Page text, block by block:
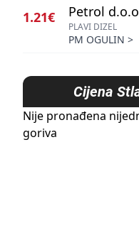
1.21€ Petrol
PLAVI DIZEL
PM OGULIN >
Cijena
Nije pronađena
goriva